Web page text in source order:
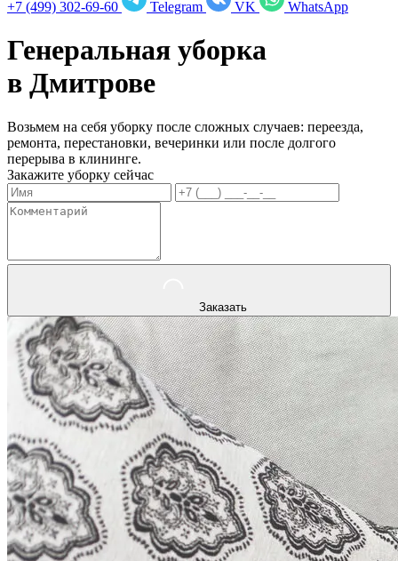
+7 (499) 302-69-60 Telegram VK WhatsApp
Генеральная уборка
в Дмитрове
Возьмем на себя уборку после сложных случаев: переезда,
ремонта, перестановки, вечеринки или после долгого
перерыва в клининге.
Закажите уборку сейчас
Заказать